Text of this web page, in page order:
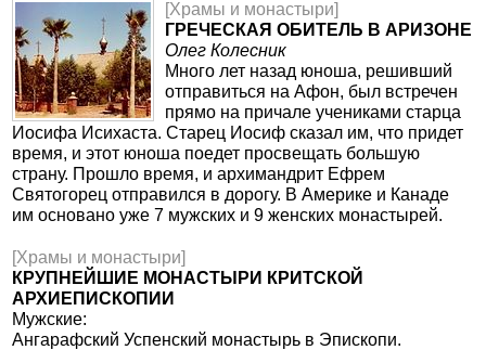
[Храмы и монастыри]
ГРЕЧЕСКАЯ ОБИТЕЛЬ В АРИЗОНЕ
Олег Колесник
Много лет назад юноша, решивший
отправиться на Афон, был встречен
прямо на причале учениками старца
Иосифа Исихаста. Старец Иосиф сказал им, что придет
время, и этот юноша поедет просвещать большую
страну. Прошло время, и архимандрит Ефрем
Святогорец отправился в дорогу. В Америке и Канаде
им основано уже 7 мужских и 9 женских монастырей.
[Храмы и монастыри]
КРУПНЕЙШИЕ МОНАСТЫРИ КРИТСКОЙ
АРХИЕПИСКОПИИ
Мужские:
Ангарафский Успенский монастырь в Эпископи.